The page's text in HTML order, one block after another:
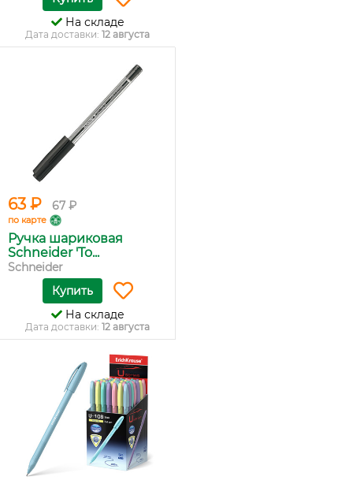
На складе
Дата доставки: 12 августа
63 ₽ 67 ₽
по карте
Ручка шариковая
Schneider 'To...
Schneider
Купить
На складе
Дата доставки: 12 августа